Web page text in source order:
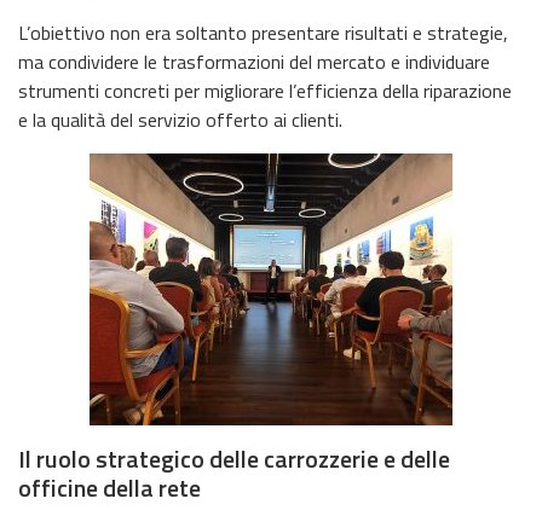
L’obiettivo non era soltanto presentare risultati e strategie,
ma condividere le trasformazioni del mercato e individuare
strumenti concreti per migliorare l’efficienza della riparazione
e la qualità del servizio offerto ai clienti.
Il ruolo strategico delle carrozzerie e delle
officine della rete